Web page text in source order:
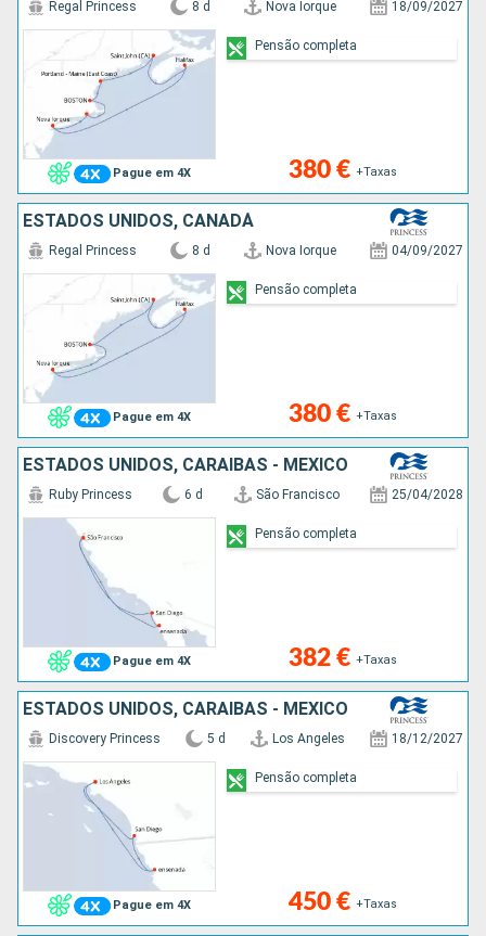
Pague em 4X
Regal Princess 8 d Nova Iorque 18/09/2027
380 € +Taxas
Pensão completa
ESTADOS UNIDOS, CANADÁ
Pague em 4X
Regal Princess 8 d Nova Iorque 04/09/2027
380 € +Taxas
Pensão completa
ESTADOS UNIDOS, CARAIBAS - MEXICO
Pague em 4X
Ruby Princess 6 d São Francisco 25/04/2028
382 € +Taxas
Pensão completa
ESTADOS UNIDOS, CARAIBAS - MEXICO
Pague em 4X
Discovery Princess 5 d Los Angeles 18/12/2027
450 € +Taxas
Pensão completa